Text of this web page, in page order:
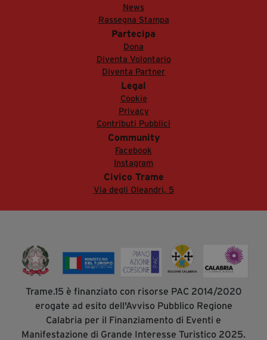
News
Rassegna Stampa
Partecipa
Dona
Diventa Volontario
Diventa Partner
Legal
Cookie
Privacy
Contributi Pubblici
Community
Facebook
Instagram
Civico Trame
Via degli Oleandri, 5
Trame.15 è finanziato con risorse PAC 2014/2020
erogate ad esito dell'Avviso Pubblico Regione
Calabria per il Finanziamento di Eventi e
Manifestazione di Grande Interesse Turistico 2025.